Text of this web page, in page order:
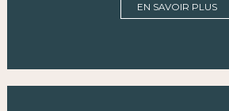
EN SAVOIR PLUS